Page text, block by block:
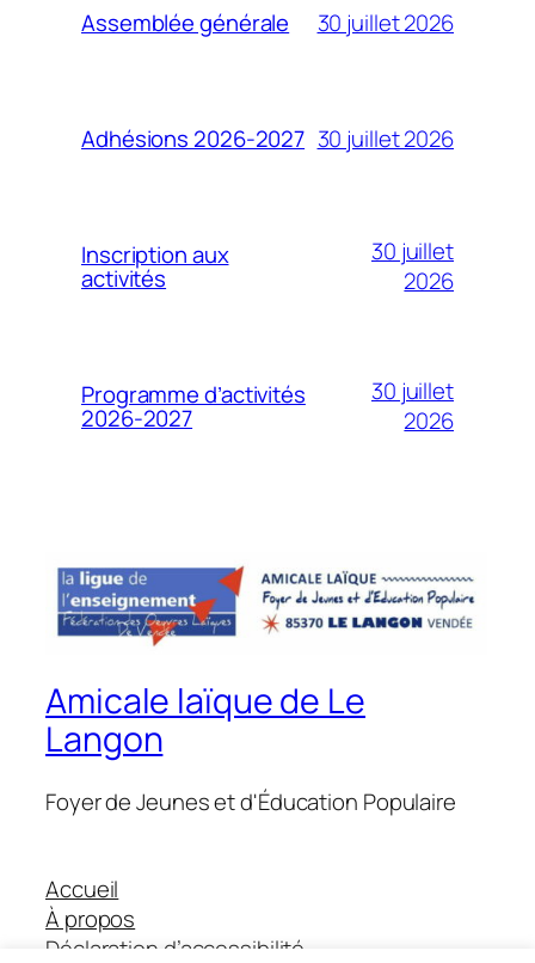
Assemblée générale 30 juillet 2026
Adhésions 2026-2027 30 juillet 2026
Inscription aux
activités
30 juillet
2026
Programme d’activités
2026-2027
30 juillet
2026
Amicale laïque de Le
Langon
Foyer de Jeunes et d'Éducation Populaire
Accueil
À propos
Déclaration d’accessibilité